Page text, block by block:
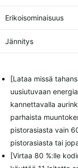
metrissä,
lataussykliä
jopa
määrä
Erikoisominaisuus
Jännitys
[Lataa missä
uusiutuvaan
kannettavalla
parhaista
pistorasiasta vain
pistorasiasta tai
[Virtaa 80 %:lle